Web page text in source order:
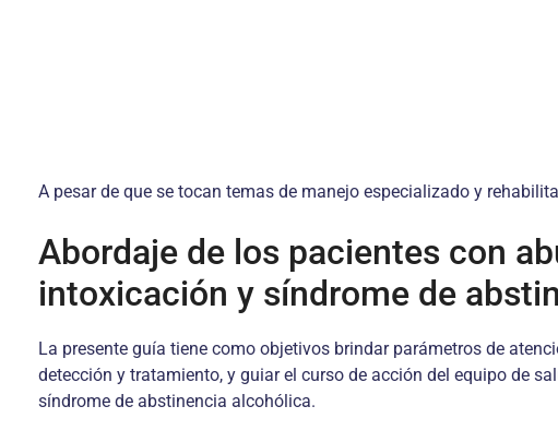
A pesar de que se tocan temas de manejo especializado y
Abordaje de los pacientes con
intoxicación y síndrome de
La presente guía tiene como objetivos brindar parámetros de
detección y tratamiento, y guiar el curso de acción del equipo de
síndrome de abstinencia alcohólica.